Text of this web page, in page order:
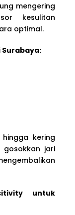
mengering
kesulitan
optimal.
kering
gosokkan jari
untuk